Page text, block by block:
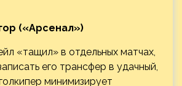
(«Арсенал»)
«тащил» в отдельных матчах,
его трансфер в удачный,
минимизирует